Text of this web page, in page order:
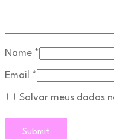
Name *
Email *
Salvar meus dados